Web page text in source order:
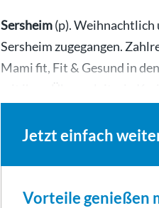
Sersheim(p). Weihnachtlich
Sersheim zugegangen.
Mami fit, Fit & Gesund in
Jetzt einfach
Vorteile genießen